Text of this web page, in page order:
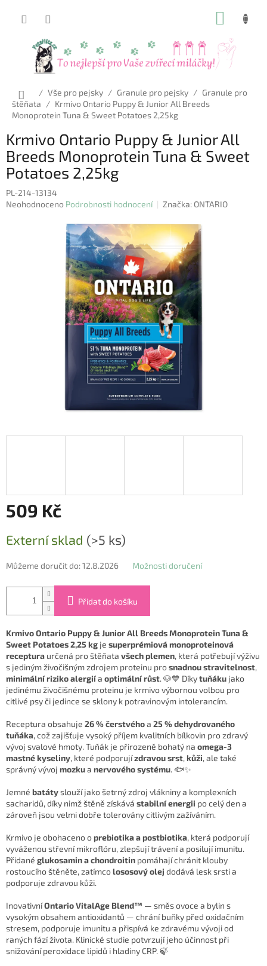
Domů
/ Vše pro pejsky / Granule pro pejsky / Granule pro
štěňata / Krmivo Ontario Puppy & Junior All Breeds
Monoprotein Tuna & Sweet Potatoes 2,25kg
Krmivo Ontario Puppy & Junior All
Breeds Monoprotein Tuna & Sweet
Potatoes 2,25kg
PL-214-13134
Průměrné
Neohodnoceno Podrobnosti hodnocení Značka: ONTARIO
509 Kč
cena:
Externí sklad (>5 ks)
Můžeme doručit do:12.8.2026 Možnosti doručení
Přidat do košíku
Krmivo Ontario Puppy & Junior All Breeds Monoprotein Tuna &
Sweet Potatoes 2,25 kg je superprémiová monoproteinová
receptura určená pro štěňata všech plemen, která potřebují výživu
s jediným živočišným zdrojem proteinu prosnadnou stravitelnost,
minimální riziko alergiía optimální růst. 🐶💙 Díkytuňáku jako
jedinému živočišnému proteinu je krmivo výbornou volbou pro
citlivé psy či jedince se sklony k potravinovým intolerancím.
Receptura obsahuje 26 % čerstvéhoa 25 % dehydrovaného
tuňáka, což zajišťuje vysoký příjem kvalitních bílkovin pro zdravý
vývoj svalové hmoty. Tuňák je přirozeně bohatý na omega-3
mastné kyseliny, které podporujízdravou srst, kůži, ale také
správný vývoj mozkua nervového systému. 🐟✨
Jemné batátyslouží jako šetrný zdroj vlákniny a komplexních
sacharidů, díky nimž štěně získává stabilní energii po celý den a
zároveň jsou velmi dobře tolerovány citlivým zažíváním.
Krmivo je obohaceno oprebiotika a postbiotika, která podporují
vyváženou střevní mikroflóru, zlepšují trávení a posilují imunitu.
Přidané glukosamin a chondroitin pomáhají chránit klouby
rostoucího štěněte, zatímcolososový olej dodává lesk srsti a
podporuje zdravou kůži.
InovativníOntario VitalAge Blend™ — směs ovoce a bylin s
vysokým obsahem antioxidantů — chrání buňky před oxidačním
stresem, podporuje imunitu a přispívá ke zdravému vývoji od
raných fází života. Klinické studie potvrzují jeho účinnost při
snižování peroxidace lipidů i hladiny CRP. 🍃